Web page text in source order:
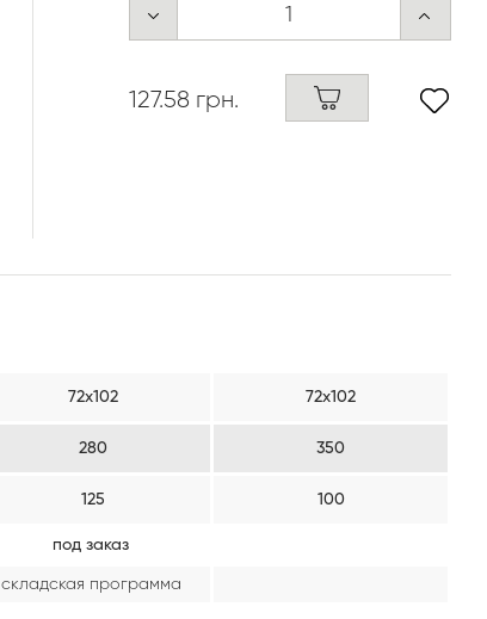
127.58 грн.
72х102 72х102
280 350
125 100
под заказ
складская программа